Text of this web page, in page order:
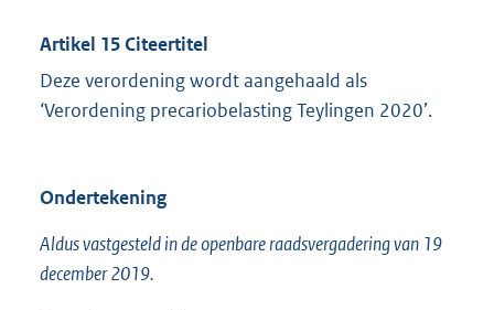
Artikel 15 Citeertitel
Deze verordening wordt aangehaald als
‘Verordening precariobelasting Teylingen 2020’.
Ondertekening
Aldus vastgesteld in de openbare raadsvergadering van 19
december 2019.